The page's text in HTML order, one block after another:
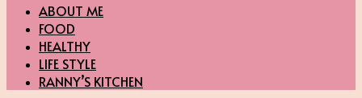
ABOUT ME
FOOD
HEALTHY
LIFE STYLE
RANNY’S KITCHEN